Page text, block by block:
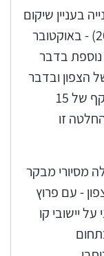
בעניין שיקום
ופיתוח הצפון (סוף אוקטובר 2024) - באוקטובר
נוספת בדבר
הצפון ובדבר
הקצאה של תקציב תוספתי בהיקף של 15
זו
מסיורי מבקר
- עם פרוץ
יישובי קו